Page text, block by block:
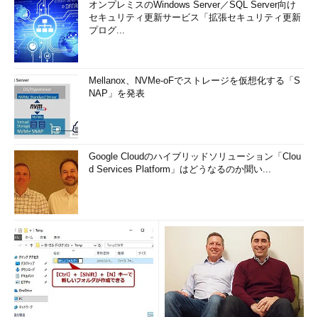
オンプレミスのWindows Server／SQL Server向け
セキュリティ更新サービス「拡張セキュリティ更新
プログ...
Mellanox、NVMe-oFでストレージを仮想化する「S
NAP」を発表
Google Cloudのハイブリッドソリューション「Clou
d Services Platform」はどうなるのか聞い...